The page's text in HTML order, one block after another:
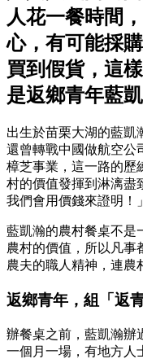
人花一餐時間
心，有可能採
買到假貨，這
是返鄉青年藍
出生於苗栗大湖的藍凱
還曾轉戰中國做航空公
樟芝事業，這一路的歷
村的價值發揮到淋漓盡
我們會用價錢來證明！」
藍凱瀚的農村餐桌不是
農村的價值，所以凡事
農夫的職人精神，連農
返鄉青年，組「返
辦餐桌之前，藍凱瀚辦
一個月一場，有地方人